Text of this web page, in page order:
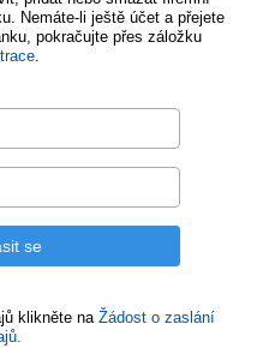
Nemáte-li ještě účet a přejete
pokračujte přes záložku
.
klikněte na Žádost o zaslání